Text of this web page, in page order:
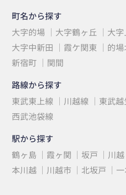
町名から探す
大字的場
大字鶴ヶ丘 大
大字中新田
霞ケ関東 的場
新宿町
関間
路線から探す
東武東上線
川越線 東武
西武池袋線
駅から探す
鶴ヶ島
霞ヶ関 坂戸 川越
本川越
川越市 北坂戸